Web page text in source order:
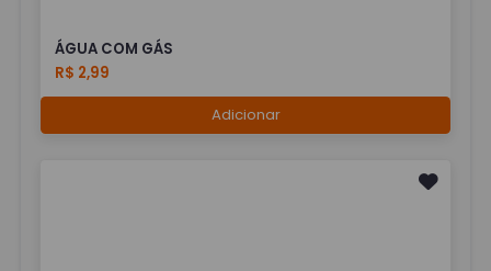
ÁGUA COM GÁS
R$ 2,99
Adicionar